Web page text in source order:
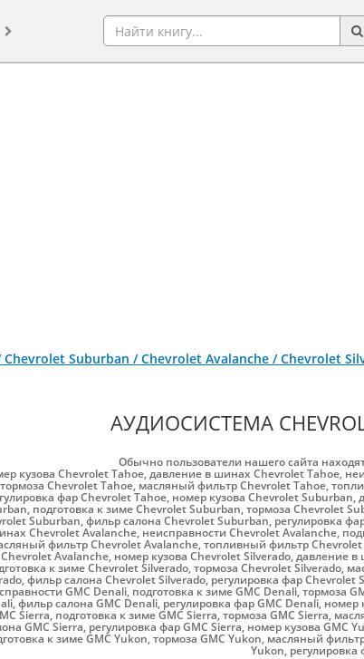
Suburban / Chevrolet Avalanche / Chevrolet
АУДИОСИСТЕМА
Обычно пользователи нашего сайта
кузова Chevrolet Tahoe,давление в шинах Chevrolet Tahoe,
тормоза Chevrolet Tahoe, масляный фильтр Chevrolet Tahoe,
фар Chevrolet Tahoe, номер кузова Chevrolet Suburban,
, подготовка к зиме Chevrolet Suburban,тормоза Chevrolet
Suburban,фильр салона Chevrolet Suburban, регулировка
Chevrolet Avalanche, неисправности Chevrolet Avalanche,
фильтр Chevrolet Avalanche,топливный фильтр
Chevrolet Avalanche, номер кузова Chevrolet Silverado,давление в
к зиме Chevrolet Silverado,тормоза Chevrolet Silverado,
,фильр салона Chevrolet Silverado, регулировка фар Chevrolet
GMC Denali, подготовка к зиме GMC Denali,тормоза
,фильр салона GMC Denali, регулировка фар GMC Denali, номер
Sierra, подготовка к зиме GMC Sierra,тормоза GMC Sierra,
GMC Sierra, регулировка фар GMC Sierra, номер кузова GMC
к зиме GMC Yukon,тормоза GMC Yukon, масляный
Yukon, регулировка